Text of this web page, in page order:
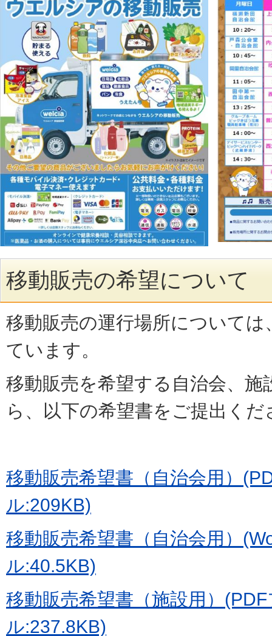
移動販売の希望について
移動販売の運行場所については
ています。
移動販売を希望する自治会、施
ら、以下の希望書をご提出くだ
移動販売希望書（自治会用）
ル:209KB)
移動販売希望書（自治会用）
ル:40.5KB)
移動販売希望書（施設用）
ル:237.8KB)